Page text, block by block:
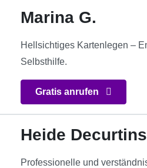
Marina G.
Hellsichtiges Kartenlegen –
Selbsthilfe.
Gratis anrufen
Heide Decurtins
Professionelle und